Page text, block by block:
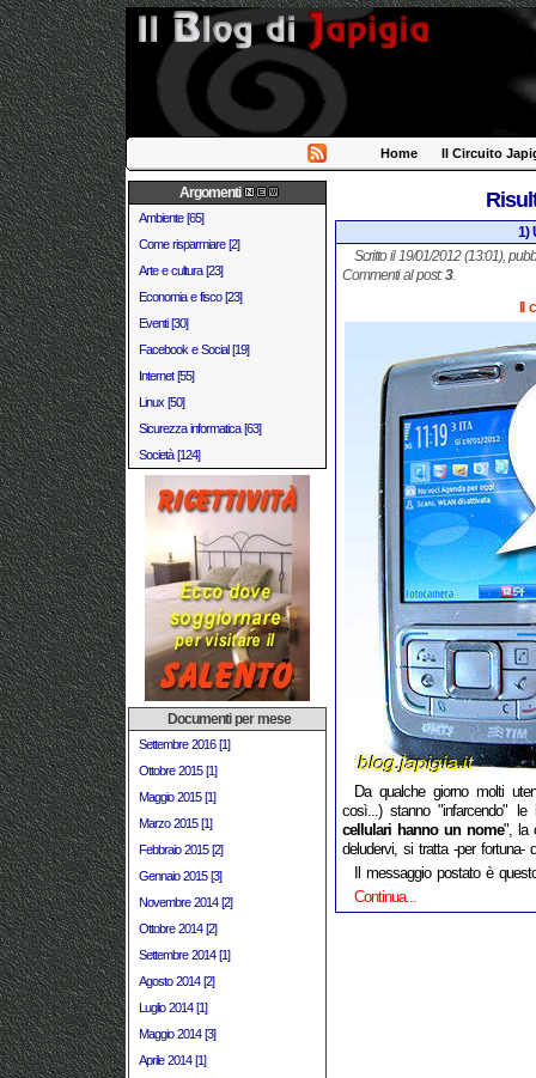
Home Il Circuito
Argomenti
Ambiente [65]
Come risparmiare [2]
Arte e cultura [23]
Economia e fisco [23]
Eventi [30]
Facebook e Social [19]
Internet [55]
Linux [50]
Sicurezza informatica [63]
Società [124]
Documenti per mese
Settembre 2016 [1]
Ottobre 2015 [1]
Maggio 2015 [1]
Marzo 2015 [1]
Febbraio 2015 [2]
Gennaio 2015 [3]
Novembre 2014 [2]
Ottobre 2014 [2]
Settembre 2014 [1]
Agosto 2014 [2]
Luglio 2014 [1]
Maggio 2014 [3]
Aprile 2014 [1]
1)
Scritto il 19/01/2012 (13:01),
Commenti al post:3.
Il
Da qualche giorno molti
così...) stanno "infarcendo"
cellulari hanno un nome", la
deludervi, si tratta -per fortuna-
Il messaggio postato è
Continua...